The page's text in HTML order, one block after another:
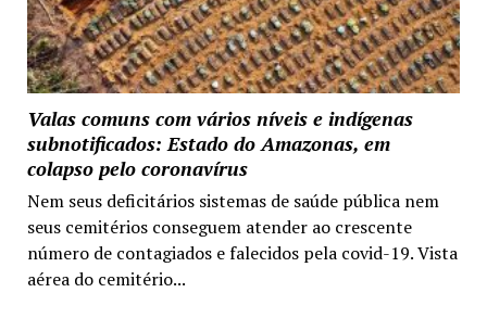
Valas comuns com vários níveis e indígenas
subnotificados: Estado do Amazonas, em
colapso pelo coronavírus
Nem seus deficitários sistemas de saúde pública nem
seus cemitérios conseguem atender ao crescente
número de contagiados e falecidos pela covid-19. Vista
aérea do cemitério...